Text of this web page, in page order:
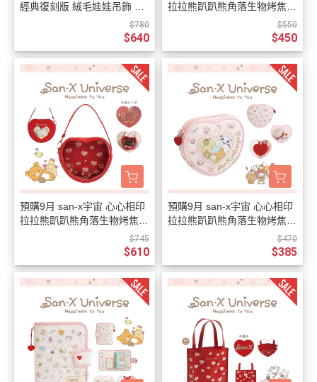
經典復刻版 絨毛娃娃吊飾 鑰
$780
$640
拉拉熊趴趴熊角落生物烤焦麵
$550
$450
預購9月 san-x宇宙 心心相印
拉拉熊趴趴熊角落生物烤焦麵
$745
$610
預購9月 san-x宇宙 心心相印
拉拉熊趴趴熊角落生物烤焦麵
$470
$385